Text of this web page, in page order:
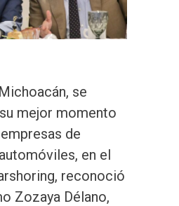
se
mejor momento
de
en el
reconoció
Zozaya Délano,